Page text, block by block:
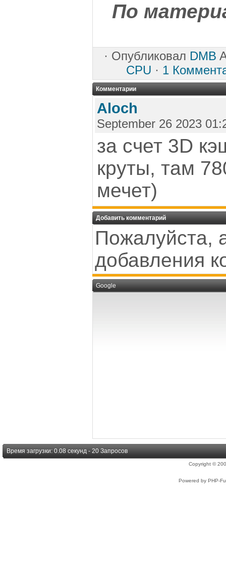
По
· Опубликовал DMB
CPU · 1
Комментарии
Aloch
September 26 2023
за счет 3D
круты, там
мечет)
Добавить комментарий
Пожалуйста,
добавления
Google
Время загрузки: 0.08 секунд - 20 Запросов
Copyright ©
Powered by PHP-